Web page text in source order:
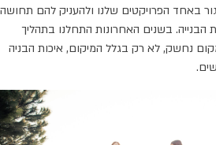
באחד הפרויקטים שלנו ולהעניק להם תחושה
הבנייה. בשנים האחרונות התחלנו בתהליך
נחשק, לא רק בגלל המיקום, איכות הבניה